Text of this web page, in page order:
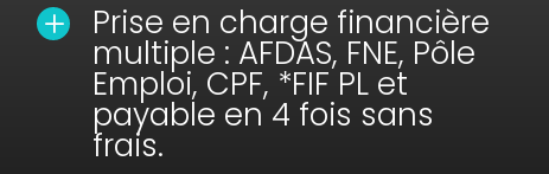
L Prise en charge financière
multiple : AFDAS, FNE, Pôle
Emploi, CPF, *FIF PL et
payable en 4 fois sans
frais.